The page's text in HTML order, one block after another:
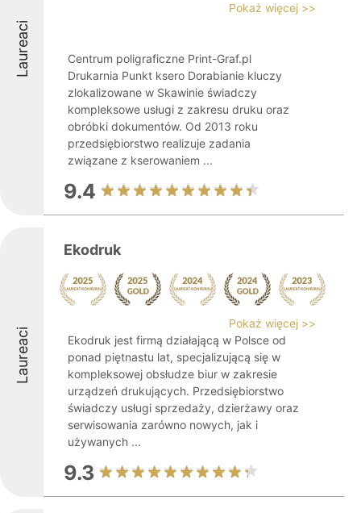
Laureaci
Pokaż więcej >>
Centrum poligraficzne Print-Graf.pl
Drukarnia Punkt ksero Dorabianie kluczy
zlokalizowane w Skawinie świadczy
kompleksowe usługi z zakresu druku oraz
obróbki dokumentów. Od 2013 roku
przedsiębiorstwo realizuje zadania
związane z kserowaniem ...
9.4
Laureaci
Ekodruk
Pokaż więcej >>
Ekodruk jest firmą działającą w Polsce od
ponad piętnastu lat, specjalizującą się w
kompleksowej obsłudze biur w zakresie
urządzeń drukujących. Przedsiębiorstwo
świadczy usługi sprzedaży, dzierżawy oraz
serwisowania zarówno nowych, jak i
używanych ...
9.3